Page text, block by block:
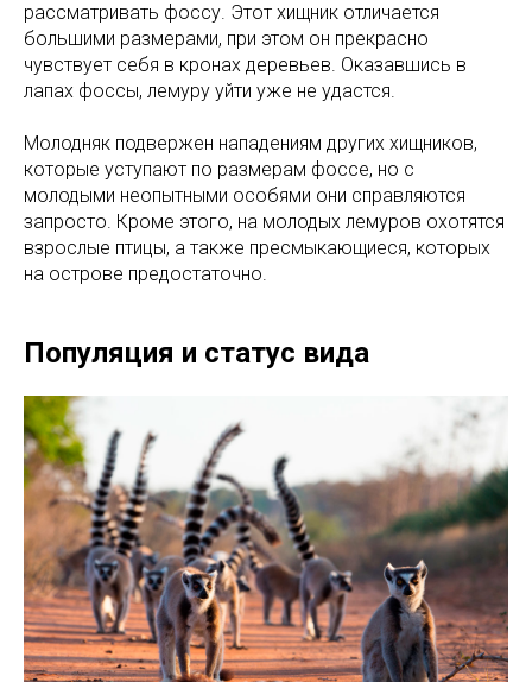
рассматривать фоссу. Этот хищник отличается
большими размерами, при этом он прекрасно
чувствует себя в кронах деревьев. Оказавшись в
лапах фоссы, лемуру уйти уже не удастся.
Молодняк подвержен нападениям других хищников,
которые уступают по размерам фоссе, но с
молодыми неопытными особями они справляются
запросто. Кроме этого, на молодых лемуров охотятся
взрослые птицы, а также пресмыкающиеся, которых
на острове предостаточно.
Популяция и статус вида